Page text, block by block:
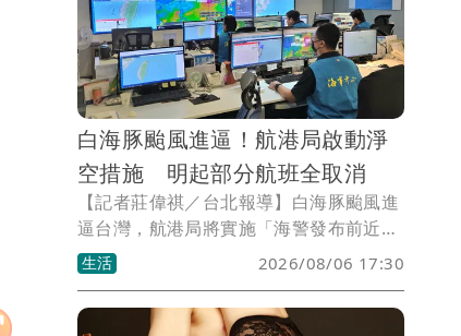
白海豚颱風進逼！航港局啟動淨
空措施 明起部分航班全取消
【記者莊偉祺／台北報導】白海豚颱風進
逼台灣，航港局將實施「海警發布前近岸
12浬海域淨空措施」，籲請警戒區內船舶
及早駛離近岸12浬海域警戒區避風。同
時，受外圍環流影響，今起已有部分航班
生活 2026/08/06 17:30